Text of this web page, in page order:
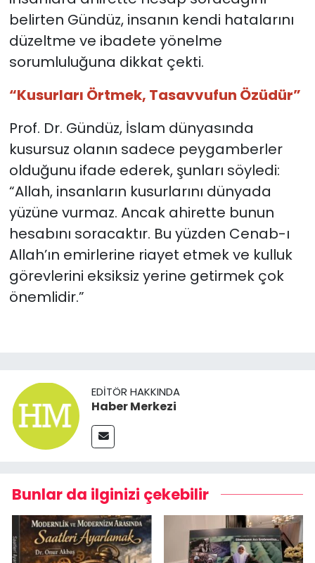
belirten Gündüz, insanın kendi hatalarını
düzeltme ve ibadete yönelme
sorumluluğuna dikkat çekti.
“Kusurları Örtmek, Tasavvufun Özüdür”
Prof. Dr. Gündüz, İslam dünyasında
kusursuz olanın sadece peygamberler
olduğunu ifade ederek, şunları söyledi:
“Allah, insanların kusurlarını dünyada
yüzüne vurmaz. Ancak ahirette bunun
hesabını soracaktır. Bu yüzden Cenab-ı
Allah’ın emirlerine riayet etmek ve kulluk
görevlerini eksiksiz yerine getirmek çok
önemlidir.”
EDITÖR HAKKINDA
Haber Merkezi
Bunlar da ilginizi çekebilir